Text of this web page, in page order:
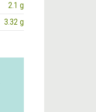
2.1 g
3.32 g